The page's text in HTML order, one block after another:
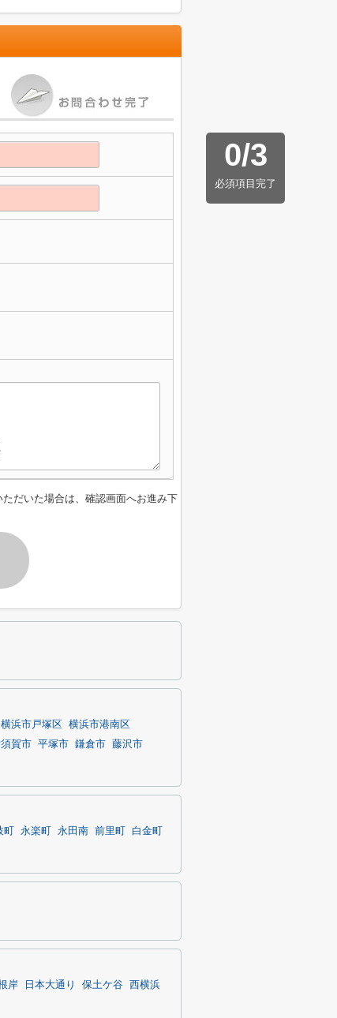
0/3
必須項目完了
だいた場合は、確認画面へお進み下
横浜市戸塚区
横浜市港南区
賀市 平塚市 鎌倉市
藤沢市
永楽町 永田南 前里町
白金町
岸 日本大通り 保土ケ谷
西横浜